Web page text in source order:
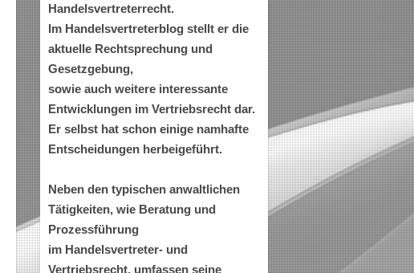
Handelsvertreterrecht.
Im Handelsvertreterblog stellt er die
aktuelle Rechtsprechung und
Gesetzgebung,
sowie auch weitere interessante
Entwicklungen im Vertriebsrecht dar.
Er selbst hat schon einige namhafte
Entscheidungen herbeigeführt.
Neben den typischen anwaltlichen
Tätigkeiten, wie Beratung und
Prozessführung
im Handelsvertreter- und
Vertriebsrecht, umfassen seine